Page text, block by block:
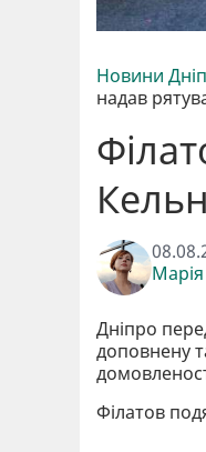
Новини
надав
Дніпро
доповнену
Філатов